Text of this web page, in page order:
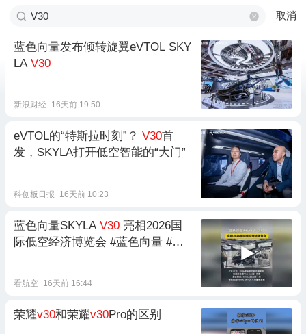
取消
蓝色向量发布倾转旋翼eVTOL SKY
LA V30
新浪财经 16天前 19:50
eVTOL的“特斯拉时刻”？ V30首
发，SKYLA打开低空智能的“大门”
科创板日报 16天前 10:23
蓝色向量SKYLA V30 亮相2026国
际低空经济博览会 #蓝色向量 #低
看航空 16天前 16:44
荣耀v30和荣耀v30Pro的区别